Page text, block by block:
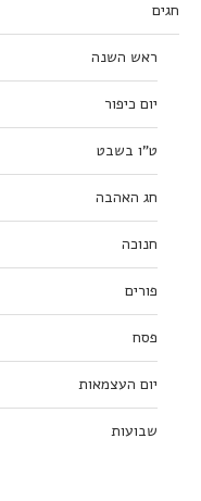
חגים
ראש השנה
יום כיפור
ט”ו בשבט
חג האהבה
חנוכה
פורים
פסח
יום העצמאות
שבועות